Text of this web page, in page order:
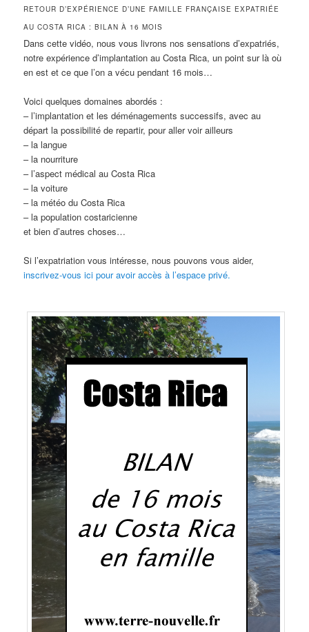
RETOUR D’EXPÉRIENCE D’UNE FAMILLE FRANÇAISE EXPATRIÉE
AU COSTA RICA : BILAN À 16 MOIS
Dans cette vidéo, nous vous livrons nos sensations d’expatriés,
notre expérience d’implantation au Costa Rica, un point sur là où
en est et ce que l’on a vécu pendant 16 mois…
Voici quelques domaines abordés :
– l’implantation et les déménagements successifs, avec au
départ la possibilité de repartir, pour aller voir ailleurs
– la langue
– la nourriture
– l’aspect médical au Costa Rica
– la voiture
– la météo du Costa Rica
– la population costaricienne
et bien d’autres choses…
Si l’expatriation vous intéresse, nous pouvons vous aider,
inscrivez-vous ici pour avoir accès à l’espace privé.